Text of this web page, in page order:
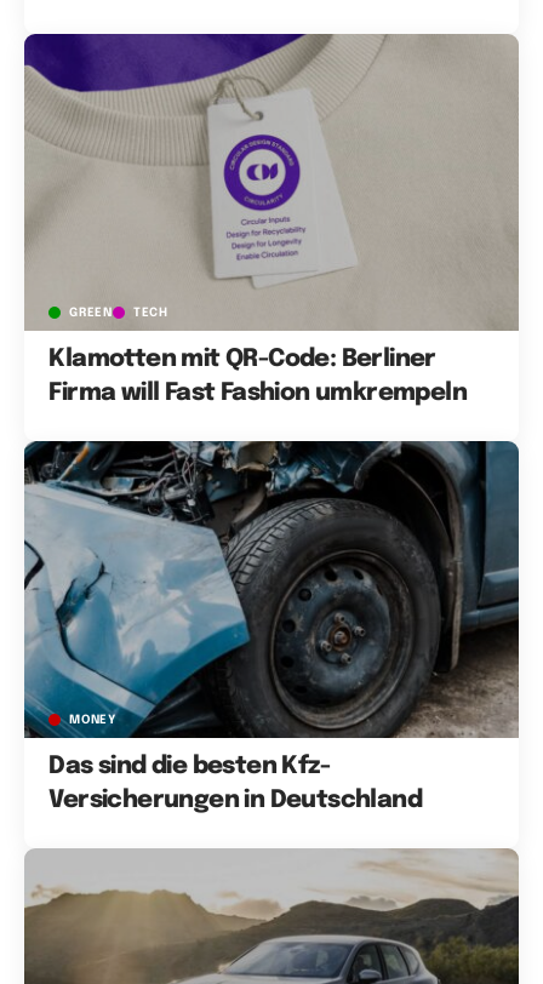
GREEN TECH
Klamotten mit QR-Code: Berliner
Firma will Fast Fashion umkrempeln
MONEY
Das sind die besten Kfz-
Versicherungen in Deutschland